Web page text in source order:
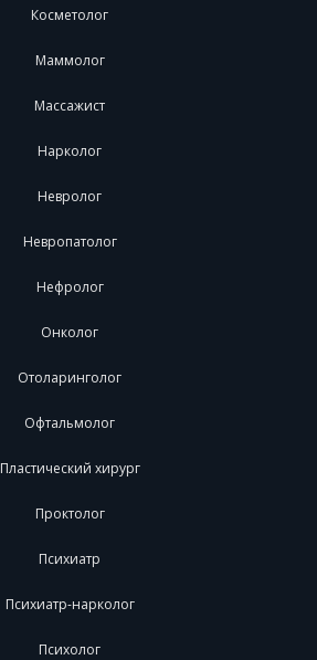
Косметолог
Маммолог
Массажист
Нарколог
Невролог
Невропатолог
Нефролог
Онколог
Отоларинголог
Офтальмолог
Пластический хирург
Проктолог
Психиатр
Психиатр-нарколог
Психолог